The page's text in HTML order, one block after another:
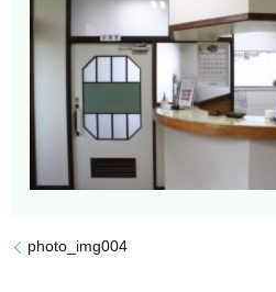
photo_img004